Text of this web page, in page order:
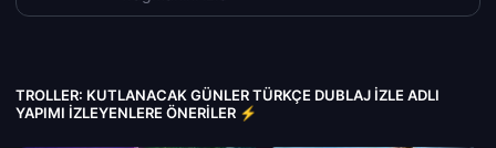
TROLLER: KUTLANACAK GÜNLER TÜRKÇE DUBLAJ IZLE ADLI
YAPIMI İZLEYENLERE ÖNERILER ⚡